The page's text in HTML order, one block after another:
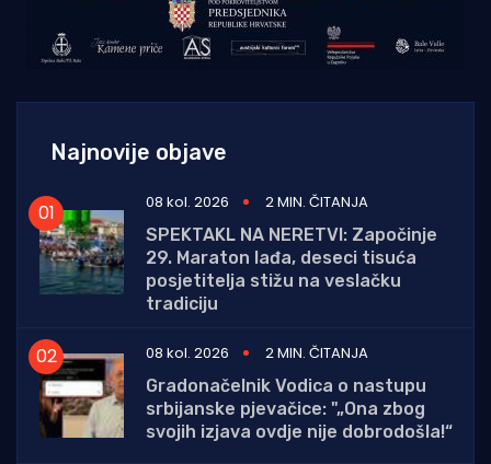
Najnovije objave
08 kol. 2026
2 MIN. ČITANJA
SPEKTAKL NA NERETVI: Započinje
29. Maraton lađa, deseci tisuća
posjetitelja stižu na veslačku
tradiciju
08 kol. 2026
2 MIN. ČITANJA
Gradonačelnik Vodica o nastupu
srbijanske pjevačice: "„Ona zbog
svojih izjava ovdje nije dobrodošla!“